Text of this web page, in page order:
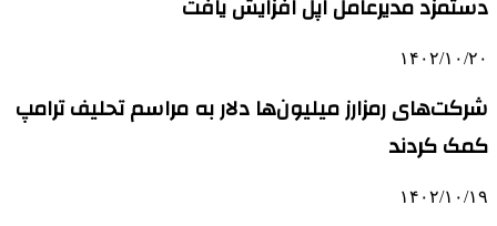
دستمزد مدیرعامل اپل افزایش یافت
۱۴۰۲/۱۰/۲۰
شرکت‌های رمزارز میلیون‌ها دلار به مراسم تحلیف ترامپ
کمک کردند
۱۴۰۲/۱۰/۱۹